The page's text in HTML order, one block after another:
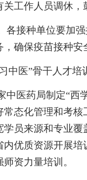
工作人员调休
接种单位要加强
，确保疫苗接种安
医”骨干人才培
医药局制定“西
态化管理和考
员来源和专业
优质资源开展
资力量培训。